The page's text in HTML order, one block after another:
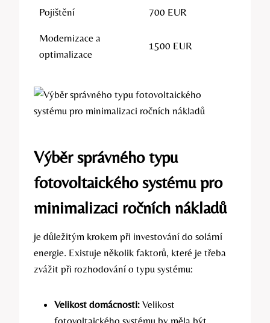
Pojištění 700 EUR
Modernizace a
optimalizace
1500 EUR
Výběr správného typu
fotovoltaického systému pro
minimalizaci ročních nákladů
je důležitým krokem při investování do solární
energie. Existuje několik faktorů, které je třeba
zvážit při rozhodování o typu systému:
Velikost domácnosti: Velikost
fotovoltaického systému by měla být